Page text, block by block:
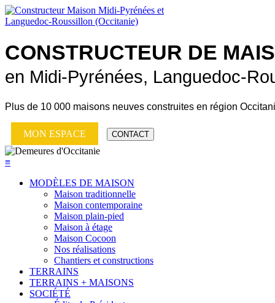
CONSTRUCTEUR DE
en Midi-Pyrénées, Languedoc-
Plus de 10 000 maisons neuves construites en région
MON ESPACE CONTACT
≡
MODÈLES DE MAISON
Maison traditionnelle
Maison contemporaine
Maison plain-pied
Maison à étage
Maison Cocoon
Nos réalisations
Chantiers et constructions
TERRAINS
TERRAINS + MAISONS
SOCIÉTÉ